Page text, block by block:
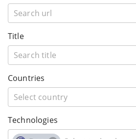
Title
Countries
Technologies